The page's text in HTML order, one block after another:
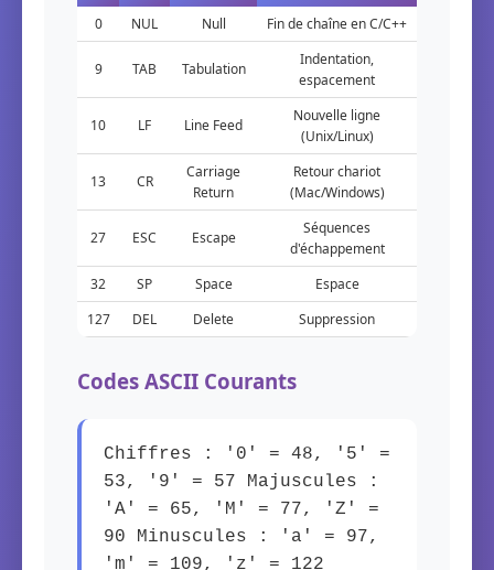
0
NUL Null Fin de chaîne en C/C++
9 TAB Tabulation
Indentation,
espacement
10 LF Line Feed
Nouvelle ligne
(Unix/Linux)
13 CR
Carriage
Return
Retour chariot
(Mac/Windows)
27 ESC Escape
Séquences
d'échappement
32
SP Space
Espace
127
DEL Delete Suppression
Codes ASCII Courants
Chiffres : '0' = 48, '5' =
53, '9' = 57 Majuscules :
'A' = 65, 'M' = 77, 'Z' =
90 Minuscules : 'a' = 97,
'm' = 109, 'z' = 122